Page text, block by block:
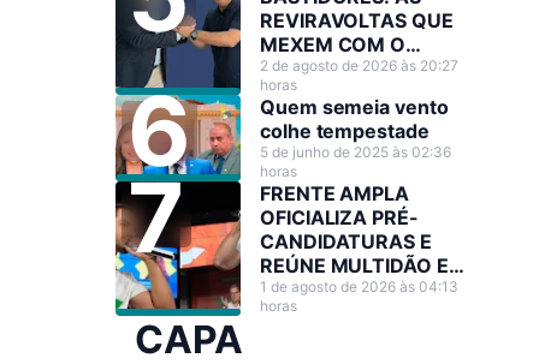
REVIRAVOLTAS QUE
MEXEM COM O
CENÁRIO POLÍTICO
2 de agosto de 2026 às 20:27
horas
Quem semeia vento
colhe tempestade
5 de junho de 2025 às 02:36
horas
FRENTE AMPLA
OFICIALIZA PRÉ-
CANDIDATURAS E
REÚNE MULTIDÃO EM
GRANDE ATO NO
ACRE
1 de agosto de 2026 às 04:13
horas
CAPA